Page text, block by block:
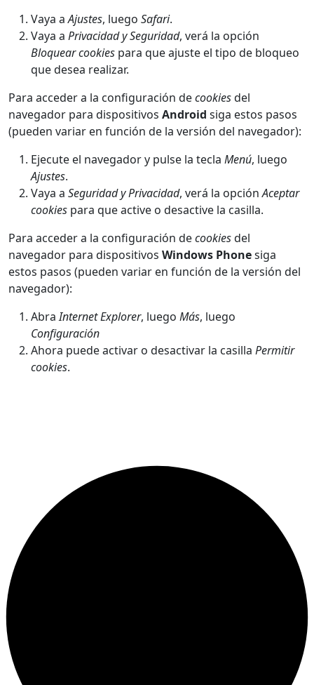
Vaya aAjustes, luego Safari.
Vaya a Privacidad y Seguridad, verá la opción
Bloquear cookies para que ajuste el tipo de bloqueo
que desea realizar.
Para acceder a la configuración decookiesdel
navegador para dispositivos Android siga estos pasos
(pueden variar en función de la versión del navegador):
Ejecute el navegador y pulse la tecla Menú, luego
Ajustes.
Vaya a Seguridad y Privacidad, verá la opciónAceptar
cookies para que active o desactive la casilla.
Para acceder a la configuración decookiesdel
navegador para dispositivos Windows Phonesiga
estos pasos (pueden variar en función de la versión del
navegador):
AbraInternet Explorer, luego Más, luego
Configuración
Ahora puede activar o desactivar la casilla Permitir
cookies.